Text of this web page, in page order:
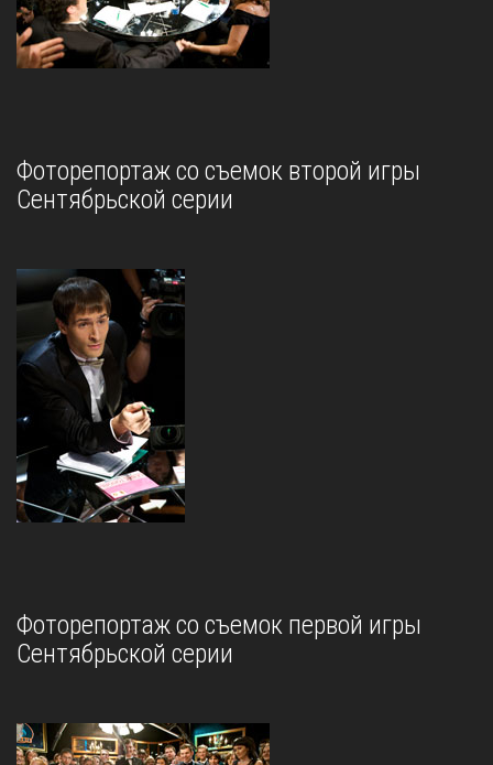
Фоторепортаж со съемок второй игры
Сентябрьской серии
Фоторепортаж со съемок первой игры
Сентябрьской серии